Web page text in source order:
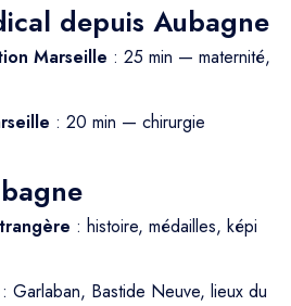
depuis Aubagne
Marseille : 25 min — maternité,
: 20 min — chirurgie
: histoire, médailles, képi
: Garlaban, Bastide Neuve, lieux du